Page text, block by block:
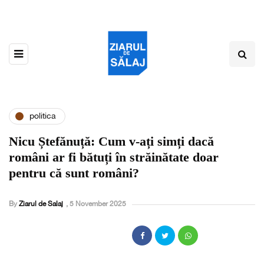
politica
Nicu Ștefănuță: Cum v-ați simți dacă
români ar fi bătuți în străinătate doar
pentru că sunt români?
By Ziarul de Salaj , 5 November 2025